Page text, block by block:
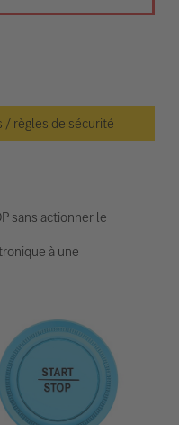
/ règles de sécurité
sans actionner le
à une